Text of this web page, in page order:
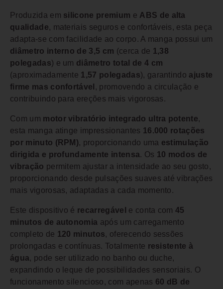
Produzida em silicone premium e ABS de alta
qualidade, materiais seguros e confortáveis, esta peça
adapta-se com facilidade ao corpo. A manga possui um
diâmetro interno de 3,5 cm (cerca de 1,38
polegadas) e um diâmetro total de 4 cm
(aproximadamente 1,57 polegadas), garantindo ajuste
firme mas confortável , promovendo a circulação e
contribuindo para ereções mais vigorosas.
Com um motor vibratório integrado ultra potente,
esta manga atinge impressionantes 16.000 rotações
por minuto (RPM), proporcionando uma estimulação
dirigida e profundamente intensa. Os 10 modos de
vibração permitem ajustar a intensidade ao seu gosto,
proporcionando desde pulsações suaves até vibrações
mais vigorosas, adaptadas a cada momento.
Este dispositivo é recarregável e conta com45
minutos de autonomia após um carregamento
completo de 120 minutos, oferecendo sessões
prolongadas e contínuas. Totalmente resistente à
água, pode ser utilizado no banho ou duche,
expandindo o leque de possibilidades sensoriais. O
funcionamento silencioso, com apenas 60 dB de